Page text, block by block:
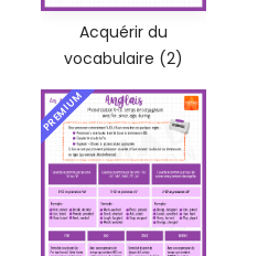
Acquérir du
vocabulaire (2)
PREMIUM